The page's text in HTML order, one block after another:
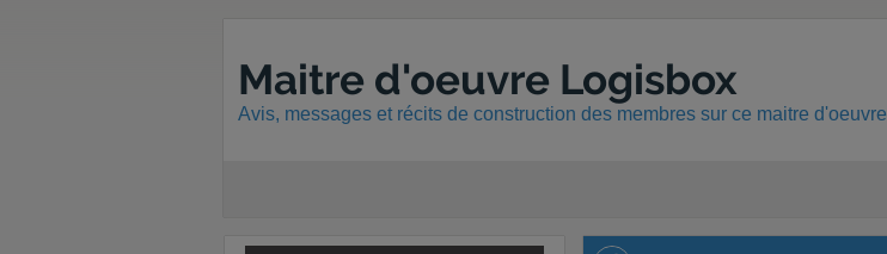
Maitre d'oeuvre Logisbox
Avis, messages et récits de construction des membres sur ce maitre d'oeuvre